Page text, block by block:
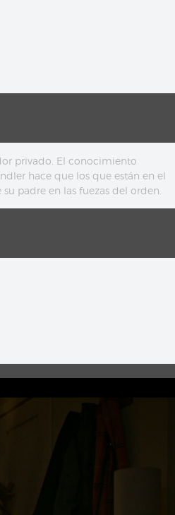
privado. El conocimiento
hace que los que están en el
padre en las fuezas del orden.